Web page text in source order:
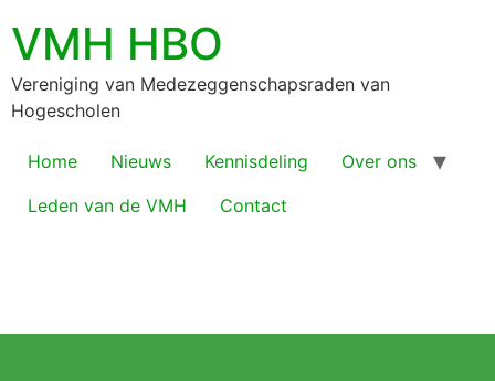
VMH HBO
Vereniging van Medezeggenschapsraden van
Hogescholen
Home Nieuws Kennisdeling
Over ons
Leden van de VMH
Contact